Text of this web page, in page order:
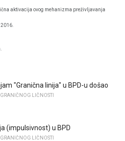
aktivacija ovog mehanizma preživljavanja
"Granična linija" u BPD-u došao
LIČNOSTI
(impulsivnost) u BPD
LIČNOSTI